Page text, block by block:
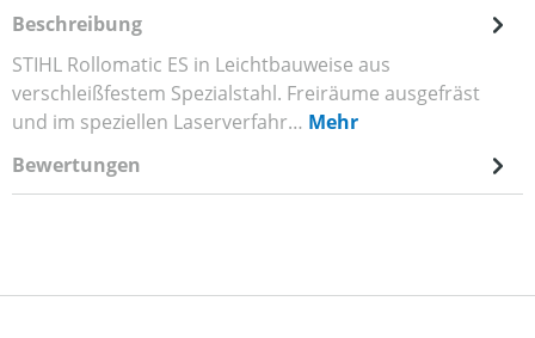
Beschreibung
STIHL Rollomatic ES in Leichtbauweise aus
verschleißfestem Spezialstahl. Freiräume ausgefräst
und im speziellen Laserverfahr… Mehr
Bewertungen